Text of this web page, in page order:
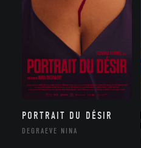
PORTRAIT DU DÉSIR
DEGRAEVE NINA